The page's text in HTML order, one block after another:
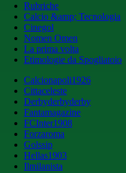
Rubriche
Calcio &amp; Tecnologia
Cinegol
Nomen Omen
La prima volta
Etimologie da Spogliatoio
Calcionapoli1926
Cittaceleste
Derbyderbyderby
Fantamagazine
FCInter1908
Forzaroma
Golssip
Hellas1903
Ilmilanista